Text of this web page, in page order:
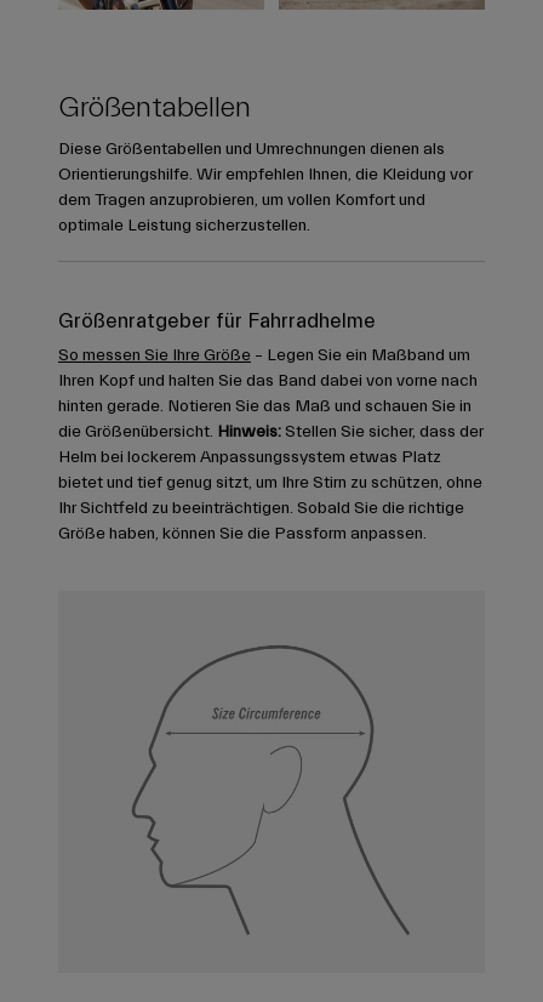
Größentabellen
Diese Größentabellen und Umrechnungen dienen als
Orientierungshilfe. Wir empfehlen Ihnen, die Kleidung vor
dem Tragen anzuprobieren, um vollen Komfort und
optimale Leistung sicherzustellen.
Größenratgeber für Fahrradhelme
So messen Sie Ihre Größe – Legen Sie ein Maßband um
Ihren Kopf und halten Sie das Band dabei von vorne nach
hinten gerade. Notieren Sie das Maß und schauen Sie in
die Größenübersicht. Hinweis: Stellen Sie sicher, dass der
Helm bei lockerem Anpassungssystem etwas Platz
bietet und tief genug sitzt, um Ihre Stirn zu schützen, ohne
Ihr Sichtfeld zu beeinträchtigen. Sobald Sie die richtige
Größe haben, können Sie die Passform anpassen.